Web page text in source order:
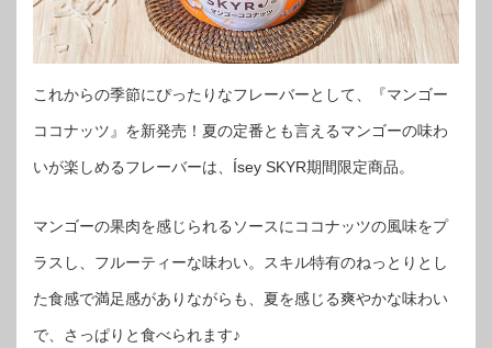
これからの季節にぴったりなフレーバーとして、『マンゴー
ココナッツ』を新発売！夏の定番とも言えるマンゴーの味わ
いが楽しめるフレーバーは、Ísey SKYR期間限定商品。
マンゴーの果肉を感じられるソースにココナッツの風味をプ
ラスし、フルーティーな味わい。スキル特有のねっとりとし
た食感で満足感がありながらも、夏を感じる爽やかな味わい
で、さっぱりと食べられます♪